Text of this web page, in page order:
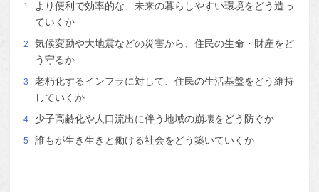
より便利で効率的な、未来の暮らしやすい環境をどう造っ
ていくか
気候変動や大地震などの災害から、住民の生命・財産をど
う守るか
老朽化するインフラに対して、住民の生活基盤をどう維持
していくか
少子高齢化や人口流出に伴う地域の崩壊をどう防ぐか
誰もが生き生きと働ける社会をどう築いていくか